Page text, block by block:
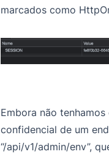
marcados como
Embora não
confidencial de um
“/api/v1/admin/env”,